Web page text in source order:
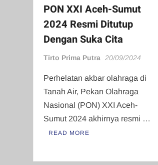
PON XXI Aceh-Sumut
2024 Resmi Ditutup
Dengan Suka Cita
Tirto Prima Putra 20/09/2024
Perhelatan akbar olahraga di
Tanah Air, Pekan Olahraga
Nasional (PON) XXI Aceh-
Sumut 2024 akhirnya resmi …
READ MORE